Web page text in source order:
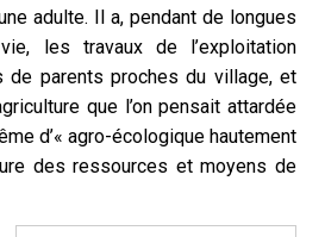
adulte. Il a, pendant de longues
les travaux de l’exploitation
parents proches du village, et
que l’on pensait attardée
d’« agro-écologique hautement
des ressources et moyens de